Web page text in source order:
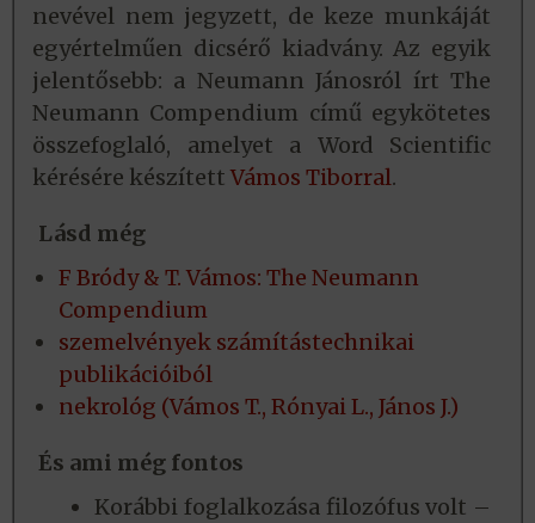
nevével nem jegyzett, de keze munkáját
egyértelműen dicsérő kiadvány. Az egyik
jelentősebb: a Neumann Jánosról írt The
Neumann Compendium című egykötetes
összefoglaló, amelyet a Word Scientific
kérésére készített Vámos Tiborral.
Lásd még
F Bródy & T. Vámos: The Neumann
Compendium
szemelvények számítástechnikai
publikációiból
nekrológ (Vámos T., Rónyai L., János J.)
És ami még fontos
Korábbi foglalkozása filozófus volt –